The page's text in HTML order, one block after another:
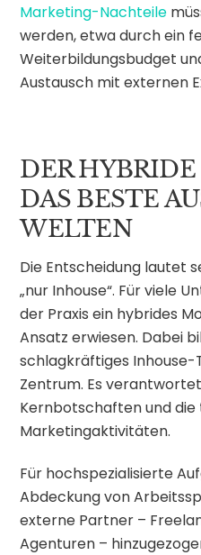
Marketing-Nachteile
werden, etwa durch ein
Weiterbildungsbudget
Austausch mit externen
DER
DAS BESTE
WELTEN
Die Entscheidung lautet
„nur Inhouse“. Für viele
der Praxis ein hybrides
Ansatz erwiesen. Dabei
schlagkräftiges
Zentrum. Es
Kernbotschaften und
Marketingaktivitäten.
Für hochspezialisierte
Abdeckung von
externe Partner –
Agenturen –